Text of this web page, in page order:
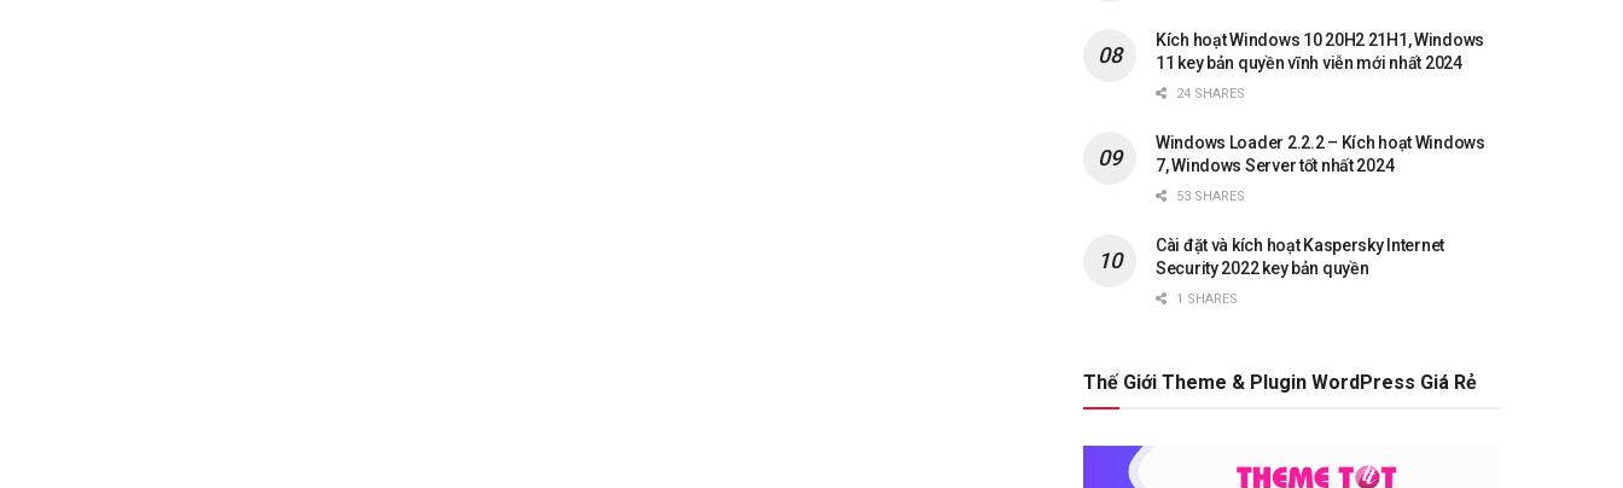
Kích hoạt Windows 10 20H2 21H1, Windows
11 key bản quyền vĩnh viễn mới nhất 2024
24 SHARES
Windows Loader 2.2.2 – Kích hoạt Windows
7, Windows Server tốt nhất 2024
53 SHARES
Cài đặt và kích hoạt Kaspersky Internet
Security 2022 key bản quyền
1 SHARES
Thế Giới Theme & Plugin WordPress Giá Rẻ